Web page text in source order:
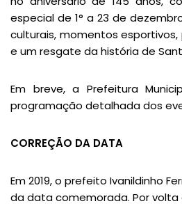
especial de 1° a 23 de
culturais, momentos
e um resgate da história de
Em breve, a Prefeitura
programação detalhada dos
CORREÇÃO DA DATA
Em 2019, o prefeito Ivanildinho
da data comemorada. Por volta